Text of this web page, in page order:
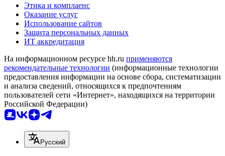
Этика и комплаенс
Оказание услуг
Использование сайтов
Защита персональных данных
ИТ аккредитация
На информационном ресурсе hh.ru применяются
рекомендательные технологии (информационные технологии
предоставления информации на основе сбора, систематизации
и анализа сведений, относящихся к предпочтениям
пользователей сети «Интернет», находящихся на территории
Российской Федерации)
Русский